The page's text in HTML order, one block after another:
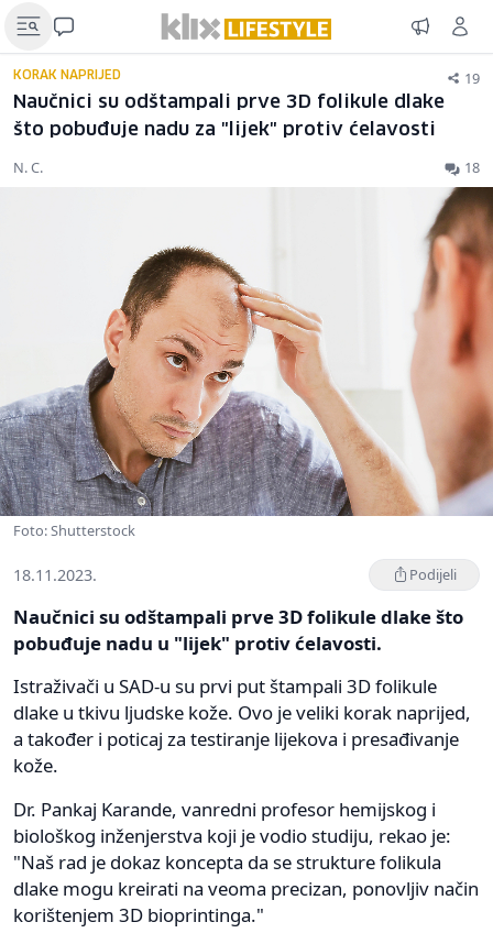
KORAK NAPRIJED 19
Naučnici su odštampali prve 3D folikule dlake
što pobuđuje nadu za "lijek" protiv ćelavosti
N. C. 18
Foto: Shutterstock
18.11.2023. Podijeli
Naučnici su odštampali prve 3D folikule dlake što
pobuđuje nadu u "lijek" protiv ćelavosti.
Istraživači u SAD-u su prvi put štampali 3D folikule
dlake u tkivu ljudske kože. Ovo je veliki korak naprijed,
a također i poticaj za testiranje lijekova i presađivanje
kože.
Dr. Pankaj Karande, vanredni profesor hemijskog i
biološkog inženjerstva koji je vodio studiju, rekao je:
"Naš rad je dokaz koncepta da se strukture folikula
dlake mogu kreirati na veoma precizan, ponovljiv način
korištenjem 3D bioprintinga."